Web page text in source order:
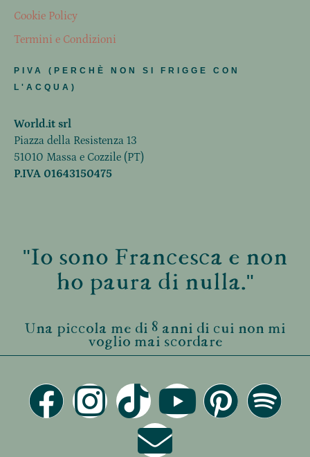
Cookie Policy
Termini e Condizioni
PIVA (PERCHÈ NON SI FRIGGE CON
L'ACQUA)
World.it srl
Piazza della Resistenza 13
51010 Massa e Cozzile (PT)
P.IVA 01643150475
"Io sono Francesca e non
ho paura di nulla."
Una piccola me di 8 anni di cui non mi
voglio mai scordare